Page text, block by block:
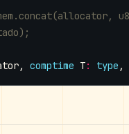
, comptime T: type ,